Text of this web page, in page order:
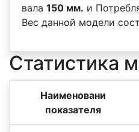
вала 150 мм. и
Вес данной модели
Статистика
Наименовани
показателя